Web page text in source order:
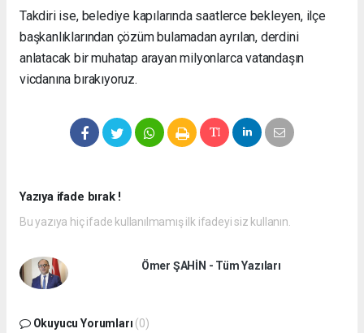
Takdiri ise, belediye kapılarında saatlerce bekleyen, ilçe
başkanlıklarından çözüm bulamadan ayrılan, derdini
anlatacak bir muhatap arayan milyonlarca vatandaşın
vicdanına bırakıyoruz.
Yazıya ifade bırak !
Bu yazıya hiç ifade kullanılmamış ilk ifadeyi siz kullanın.
Ömer ŞAHİN - Tüm Yazıları
Okuyucu Yorumları (0)